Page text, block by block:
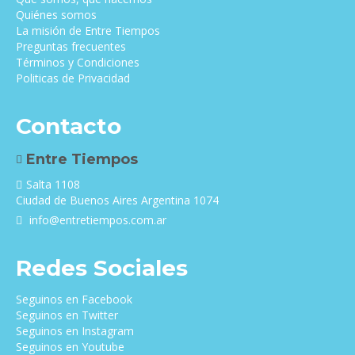
Quiénes somos
La misión de Entre Tiempos
Preguntas frecuentes
Términos y Condiciones
Politicas de Privacidad
Contacto
Entre Tiempos
Salta 1108
Ciudad de Buenos Aires Argentina 1074
info@entretiempos.com.ar
Redes Sociales
Seguinos en Facebook
Seguinos en Twitter
Seguinos en Instagram
Seguinos en Youtube